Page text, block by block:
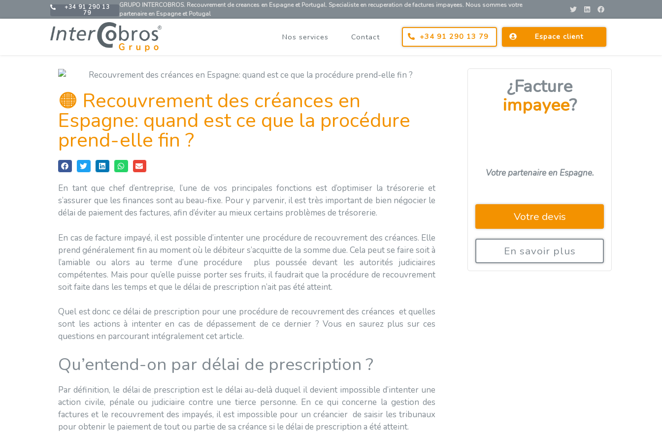
+34 91 290 13
79
GRUPO INTERCOBROS. Recouvrement de creances en Espagne et Portugal. Specialiste en recuperation de factures impayees. Nous sommes votre
partenaire en Espagne et Potugal
Nos services Contact +34 91 290 13 79 Espace client
🟠 Recouvrement des créances en
Espagne: quand est ce que la procédure
prend-elle fin ?
En tant que chef d’entreprise, l’une de vos principales fonctions est d’optimiser la trésorerie et
s’assurer que les finances sont au beau-fixe. Pour y parvenir, il est très important de bien négocier le
délai de paiement des factures, afin d’éviter au mieux certains problèmes de trésorerie.
En cas de facture impayé, il est possible d’intenter une procédure de recouvrement des créances. Elle
prend généralement fin au moment où le débiteur s’acquitte de la somme due. Cela peut se faire soit à
l’amiable ou alors au terme d’une procédure plus poussée devant les autorités judiciaires
compétentes. Mais pour qu’elle puisse porter ses fruits, il faudrait que la procédure de recouvrement
soit faite dans les temps et que le délai de prescription n’ait pas été atteint.
Quel est donc ce délai de prescription pour une procédure de recouvrement des créances et quelles
sont les actions à intenter en cas de dépassement de ce dernier ? Vous en saurez plus sur ces
questions en parcourant intégralement cet article.
Qu’entend-on par délai de prescription ?
Par définition, le délai de prescription est le délai au-delà duquel il devient impossible d’intenter une
action civile, pénale ou judiciaire contre une tierce personne. En ce qui concerne la gestion des
factures et le recouvrement des impayés, il est impossible pour un créancier de saisir les tribunaux
pour obtenir le paiement de tout ou partie de sa créance si le délai de prescription a été atteint.
¿Facture
impayee?
Votre partenaire en Espagne.
Votre devis
En savoir plus